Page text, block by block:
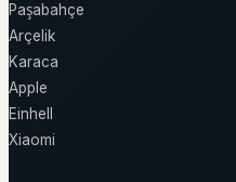
Paşabahçe
Arçelik
Karaca
Apple
Einhell
Xiaomi